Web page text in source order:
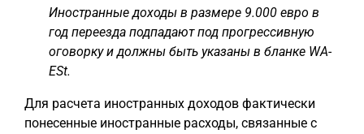
Иностранные доходы в размере 9.000 евро в
год переезда подпадают под прогрессивную
оговорку и должны быть указаны в бланке WA-
ESt.
Для расчета иностранных доходов фактически
понесенные иностранные расходы, связанные с